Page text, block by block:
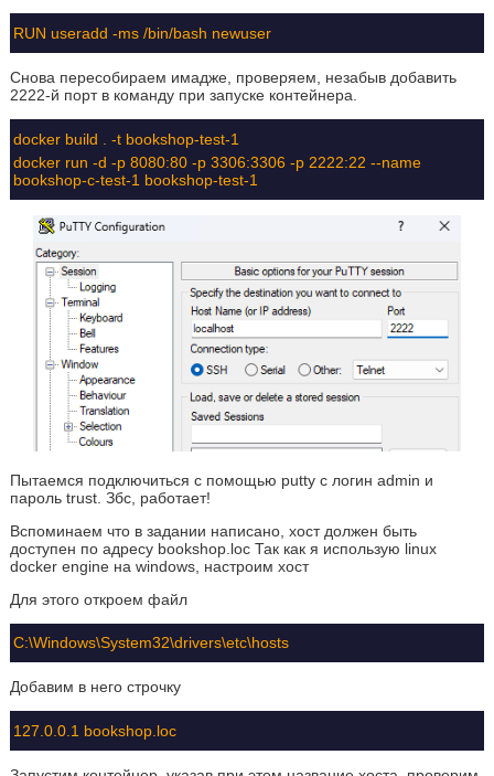
RUN useradd -ms /bin/bash newuser
Снова пересобираем имадже, проверяем, незабыв добавить
2222-й порт в команду при запуске контейнера.
docker build . -t bookshop-test-1
docker run -d -p 8080:80 -p 3306:3306 -p 2222:22 --name
bookshop-c-test-1 bookshop-test-1
Пытаемся подключиться с помощью putty с логин admin и
пароль trust. Збс, работает!
Вспоминаем что в задании написано, хост должен быть
доступен по адресу bookshop.loc Так как я использую linux
docker engine на windows, настроим хост
Для этого откроем файл
C:\Windows\System32\drivers\etc\hosts
Добавим в него строчку
127.0.0.1 bookshop.loc